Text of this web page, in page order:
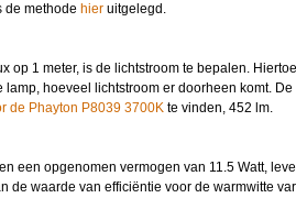
de methode hier uitgelegd.
op 1 meter, is de lichtstroom te bepalen.
hoeveel lichtstroom er doorheen komt.
de Phayton P8039 3700K te vinden, 452 lm.
een opgenomen vermogen van 11.5 Watt,
de waarde van efficiëntie voor de warmwitte